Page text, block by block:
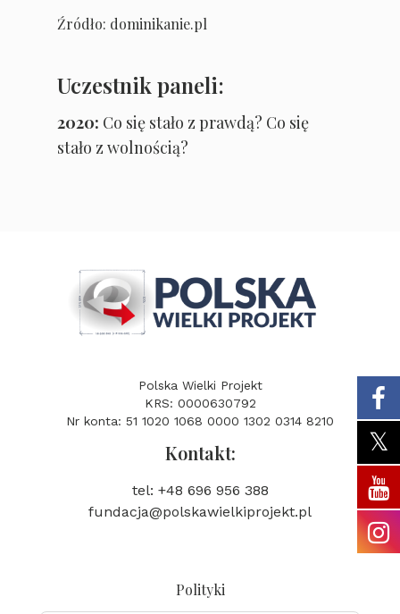
Źródło: dominikanie.pl
Uczestnik paneli:
2020: Co się stało z prawdą? Co się
stało z wolnością?
Polska Wielki Projekt
KRS: 0000630792
Nr konta: 51 1020 1068 0000 1302 0314 8210
Kontakt:
tel: +48 696 956 388
fundacja@polskawielkiprojekt.pl
Polityki